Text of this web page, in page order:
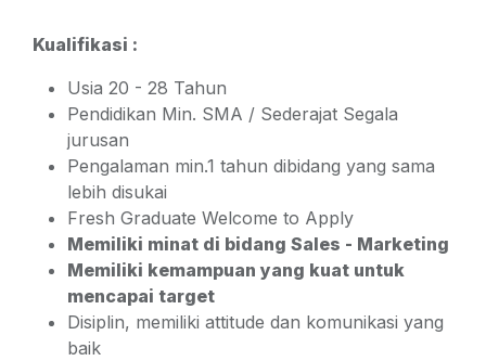
Kualifikasi :
Usia 20 - 28 Tahun
Pendidikan Min. SMA / Sederajat Segala
jurusan
Pengalaman min.1 tahun dibidang yang sama
lebih disukai
Fresh Graduate Welcome to Apply
Memiliki minat di bidang Sales - Marketing
Memiliki kemampuan yang kuat untuk
mencapai target
Disiplin, memiliki attitude dan komunikasi yang
baik